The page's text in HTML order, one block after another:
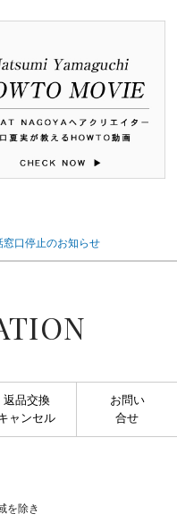
窓口停止のお知らせ
返品交換
ャンセル
お問い
合せ
を除き